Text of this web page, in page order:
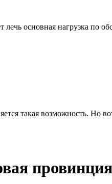
лечь основная нагрузка по
такая возможность. Но